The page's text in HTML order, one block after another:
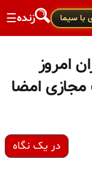
با سیما زنده☰
امروز
امضا
در یک نگاه